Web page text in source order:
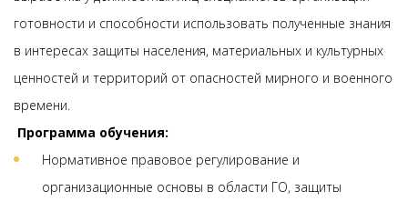
готовности и способности использовать полученные знания
в интересах защиты населения, материальных и культурных
ценностей и территорий от опасностей мирного и военного
времени.
Программа обучения:
Нормативное правовое регулирование и
организационные основы в области ГО, защиты